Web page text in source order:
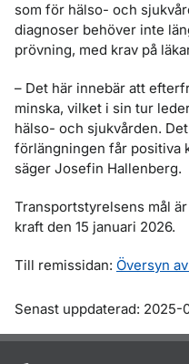
som för hälso- och
diagnoser behöver inte
prövning, med krav på
– Det här innebär att
minska, vilket i sin tur
hälso- och sjukvården.
förlängningen får positiva
säger Josefin Hallenberg.
Transportstyrelsens mål
kraft den 15 januari 2026.
Till remissidan: Översyn
Om sidan
Senast uppdaterad: 2025-